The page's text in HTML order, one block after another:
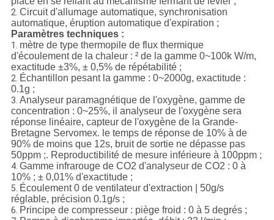
2. Circuit d'allumage automatique, synchronisation
automatique, éruption automatique d'expiration ;
Paramètres techniques :
1. mètre de type thermopile de flux thermique
d'écoulement de la chaleur : ² de la gamme 0~100k W/m,
exactitude ±3%, ± 0,5% de répétabilité ;
2. Échantillon pesant la gamme : 0~2000g, exactitude :
0.1g ;
3. Analyseur paramagnétique de l'oxygène, gamme de
concentration : 0~25%, il analyseur de l'oxygène sera
réponse linéaire, capteur de l'oxygène de la Grande-
Bretagne Servomex. le temps de réponse de 10% à de
90% de moins que 12s, bruit de sortie ne dépasse pas
50ppm ;. Reproductibilité de mesure inférieure à 100ppm ;
4. Gamme infrarouge de CO2 d'analyseur de CO2 : 0 à
10% ; ± 0,01% d'exactitude ;
5. Écoulement 0 de ventilateur d'extraction | 50g/s
réglable, précision 0.1g/s ;
6. Principe de compresseur : piège froid : 0 à 5 degrés ;